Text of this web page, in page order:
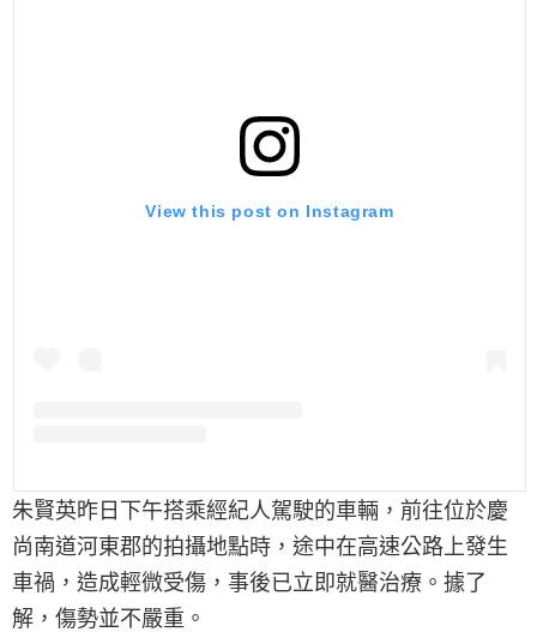
View this post on Instagram
朱賢英昨日下午搭乘經紀人駕駛的車輛，前往位於慶
尚南道河東郡的拍攝地點時，途中在高速公路上發生
車禍，造成輕微受傷，事後已立即就醫治療。據了
解，傷勢並不嚴重。